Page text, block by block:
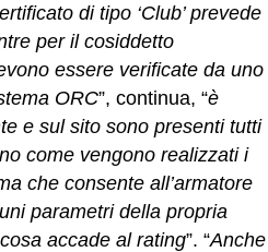
di tipo ‘Club’ prevede
per il cosiddetto
essere verificate da uno
ORC”, continua, “è
e sul sito sono presenti tutti
come vengono realizzati i
che consente all’armatore
parametri della propria
accade al rating”. “Anche